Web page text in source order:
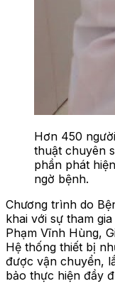
Hơn 450
thuật chuyên
phần phát
ngờ bệnh.
Chương trình do
khai với sự tham
Phạm Vĩnh Hùng,
Hệ thống thiết bị
được vận chuyển,
bảo thực hiện đầy